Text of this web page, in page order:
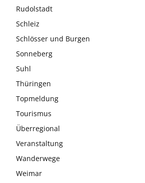
Rudolstadt
Schleiz
Schlösser und Burgen
Sonneberg
Suhl
Thüringen
Topmeldung
Tourismus
Überregional
Veranstaltung
Wanderwege
Weimar